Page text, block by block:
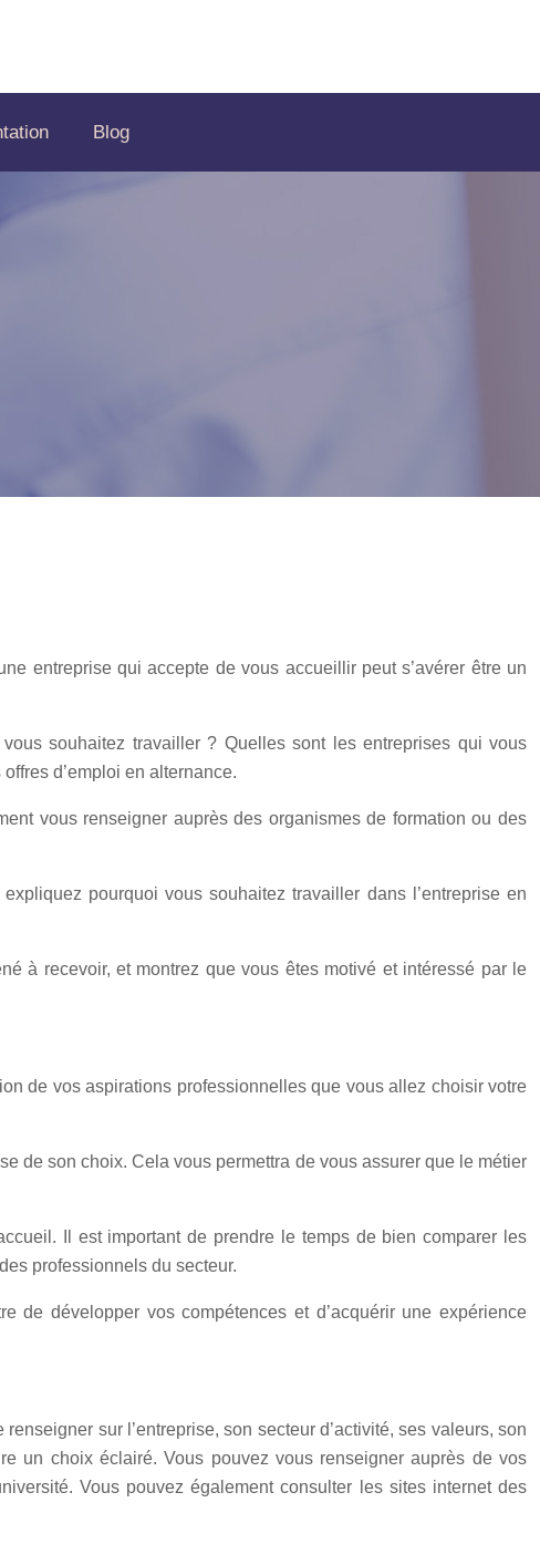
Blog
entreprise qui accepte de vous accueillir peut s’avérer être un
souhaitez travailler ? Quelles sont les entreprises qui vous
d’emploi en alternance.
vous renseigner auprès des organismes de formation ou des
pourquoi vous souhaitez travailler dans l’entreprise en
à recevoir, et montrez que vous êtes motivé et intéressé par le
de vos aspirations professionnelles que vous allez choisir votre
de son choix. Cela vous permettra de vous assurer que le métier
Il est important de prendre le temps de bien comparer les
professionnels du secteur.
de développer vos compétences et d’acquérir une expérience
sur l’entreprise, son secteur d’activité, ses valeurs, son
un choix éclairé. Vous pouvez vous renseigner auprès de vos
Vous pouvez également consulter les sites internet des